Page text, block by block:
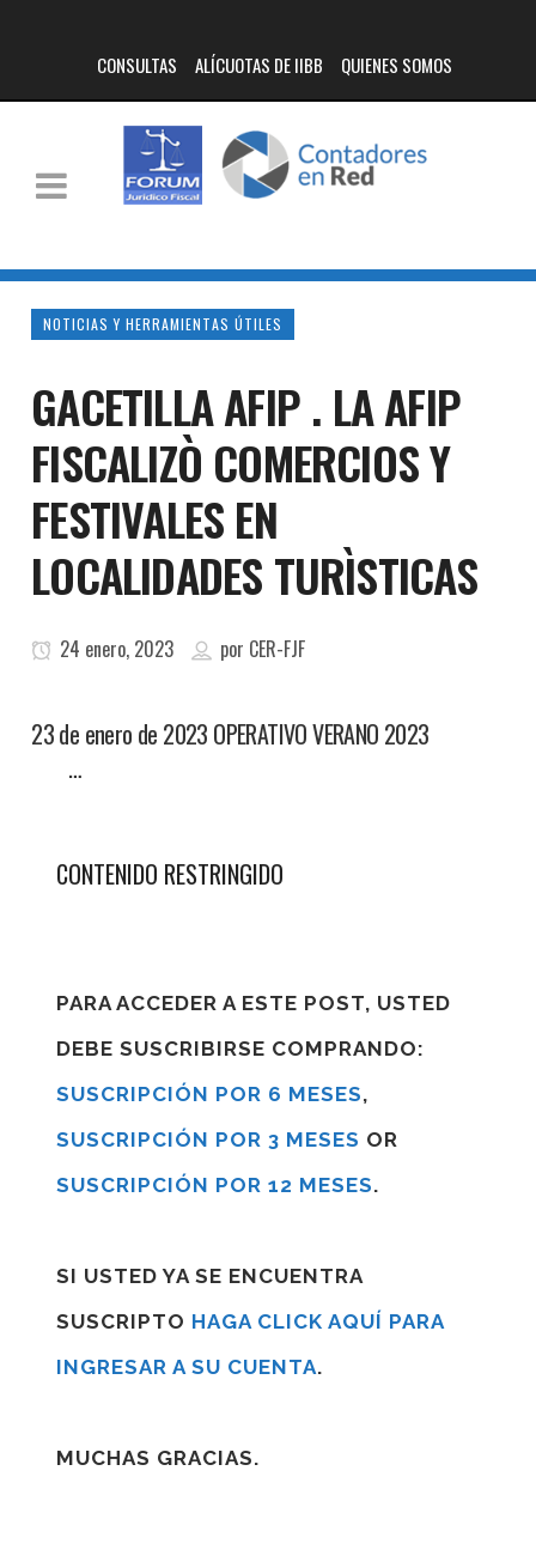
CONSULTAS ALÍCUOTAS DE IIBB QUIENES SOMOS
NOTICIAS Y HERRAMIENTAS ÚTILES
GACETILLA AFIP . LA AFIP
FISCALIZÒ COMERCIOS Y
FESTIVALES EN
LOCALIDADES TURÌSTICAS
24 enero, 2023 por CER-FJF
23 de enero de 2023 OPERATIVO VERANO 2023
…
CONTENIDO RESTRINGIDO
PARA ACCEDER A ESTE POST, USTED
DEBE SUSCRIBIRSE COMPRANDO:
SUSCRIPCIÓN POR 6 MESES,
SUSCRIPCIÓN POR 3 MESES OR
SUSCRIPCIÓN POR 12 MESES.
SI USTED YA SE ENCUENTRA
SUSCRIPTO HAGA CLICK AQUÍ PARA
INGRESAR A SU CUENTA.
MUCHAS GRACIAS.